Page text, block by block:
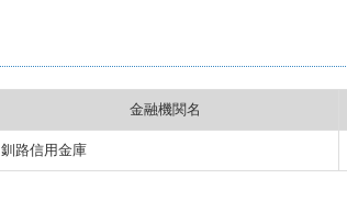
金融機関名
釧路信用金庫